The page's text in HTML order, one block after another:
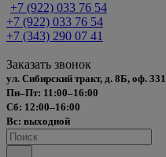
+7 (922) 033 76 54
+7 (922) 033 76 54
+7 (343) 290 07 41
Заказать звонок
ул. Сибирский тракт, д. 8Б, оф. 331
Пн–Пт: 11:00–16:00
Сб: 12:00–16:00
Вс: выходной